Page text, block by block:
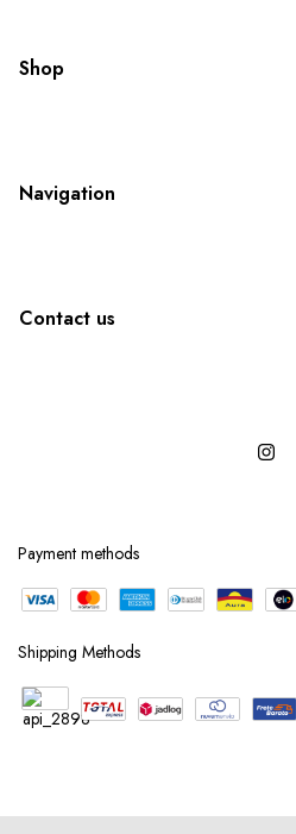
Shop
Navigation
Contact us
Payment methods
Shipping Methods